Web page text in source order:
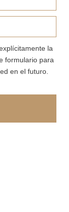
la
formulario para
en el futuro.